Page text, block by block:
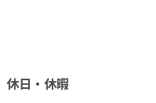
休日・休暇